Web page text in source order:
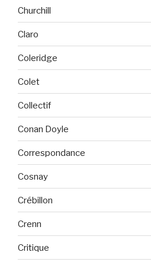
Churchill
Claro
Coleridge
Colet
Collectif
Conan Doyle
Correspondance
Cosnay
Crébillon
Crenn
Critique